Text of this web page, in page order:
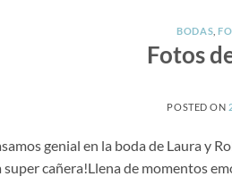
BODAS ,
Fotos
POSTED ON
genial en la boda de Laura y
super cañera!Llena de momentos